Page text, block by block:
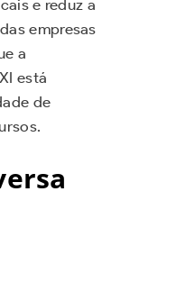
e reduz a
empresas
a
está
de